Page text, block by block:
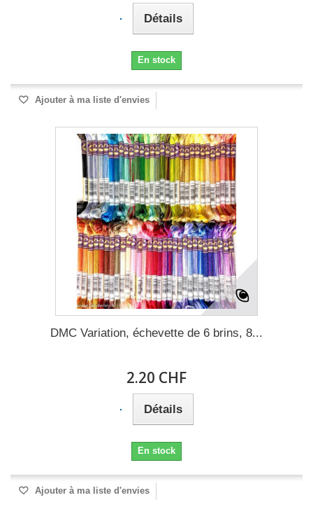
Détails
En stock
Ajouter à ma liste d'envies
DMC Variation, échevette de 6 brins, 8...
2.20 CHF
Détails
En stock
Ajouter à ma liste d'envies